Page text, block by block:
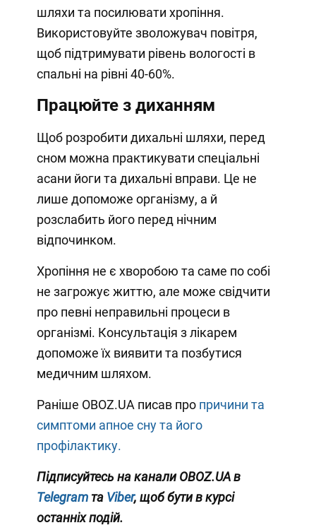
шляхи та посилювати хропіння.
Використовуйте зволожувач повітря,
щоб підтримувати рівень вологості в
спальні на рівні 40-60%.
Працюйте з диханням
Щоб розробити дихальні шляхи, перед
сном можна практикувати спеціальні
асани йоги та дихальні вправи. Це не
лише допоможе організму, а й
розслабить його перед нічним
відпочинком.
Хропіння не є хворобою та саме по собі
не загрожує життю, але може свідчити
про певні неправильні процеси в
організмі. Консультація з лікарем
допоможе їх виявити та позбутися
медичним шляхом.
Раніше OBOZ.UA писав про причини та
симптоми апное сну та його
профілактику.
Підписуйтесь на канали OBOZ.UA в
Telegram та Viber, щоб бути в курсі
останніх подій.